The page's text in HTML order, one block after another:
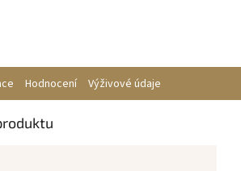
Hodnocení Výživové údaje